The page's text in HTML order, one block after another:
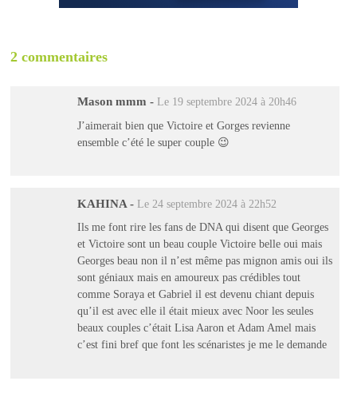
2 commentaires
Mason mmm - Le 19 septembre 2024 à 20h46
J’aimerait bien que Victoire et Gorges revienne
ensemble c’été le super couple 😉
KAHINA - Le 24 septembre 2024 à 22h52
Ils me font rire les fans de DNA qui disent que Georges
et Victoire sont un beau couple Victoire belle oui mais
Georges beau non il n’est même pas mignon amis oui ils
sont géniaux mais en amoureux pas crédibles tout
comme Soraya et Gabriel il est devenu chiant depuis
qu’il est avec elle il était mieux avec Noor les seules
beaux couples c’était Lisa Aaron et Adam Amel mais
c’est fini bref que font les scénaristes je me le demande